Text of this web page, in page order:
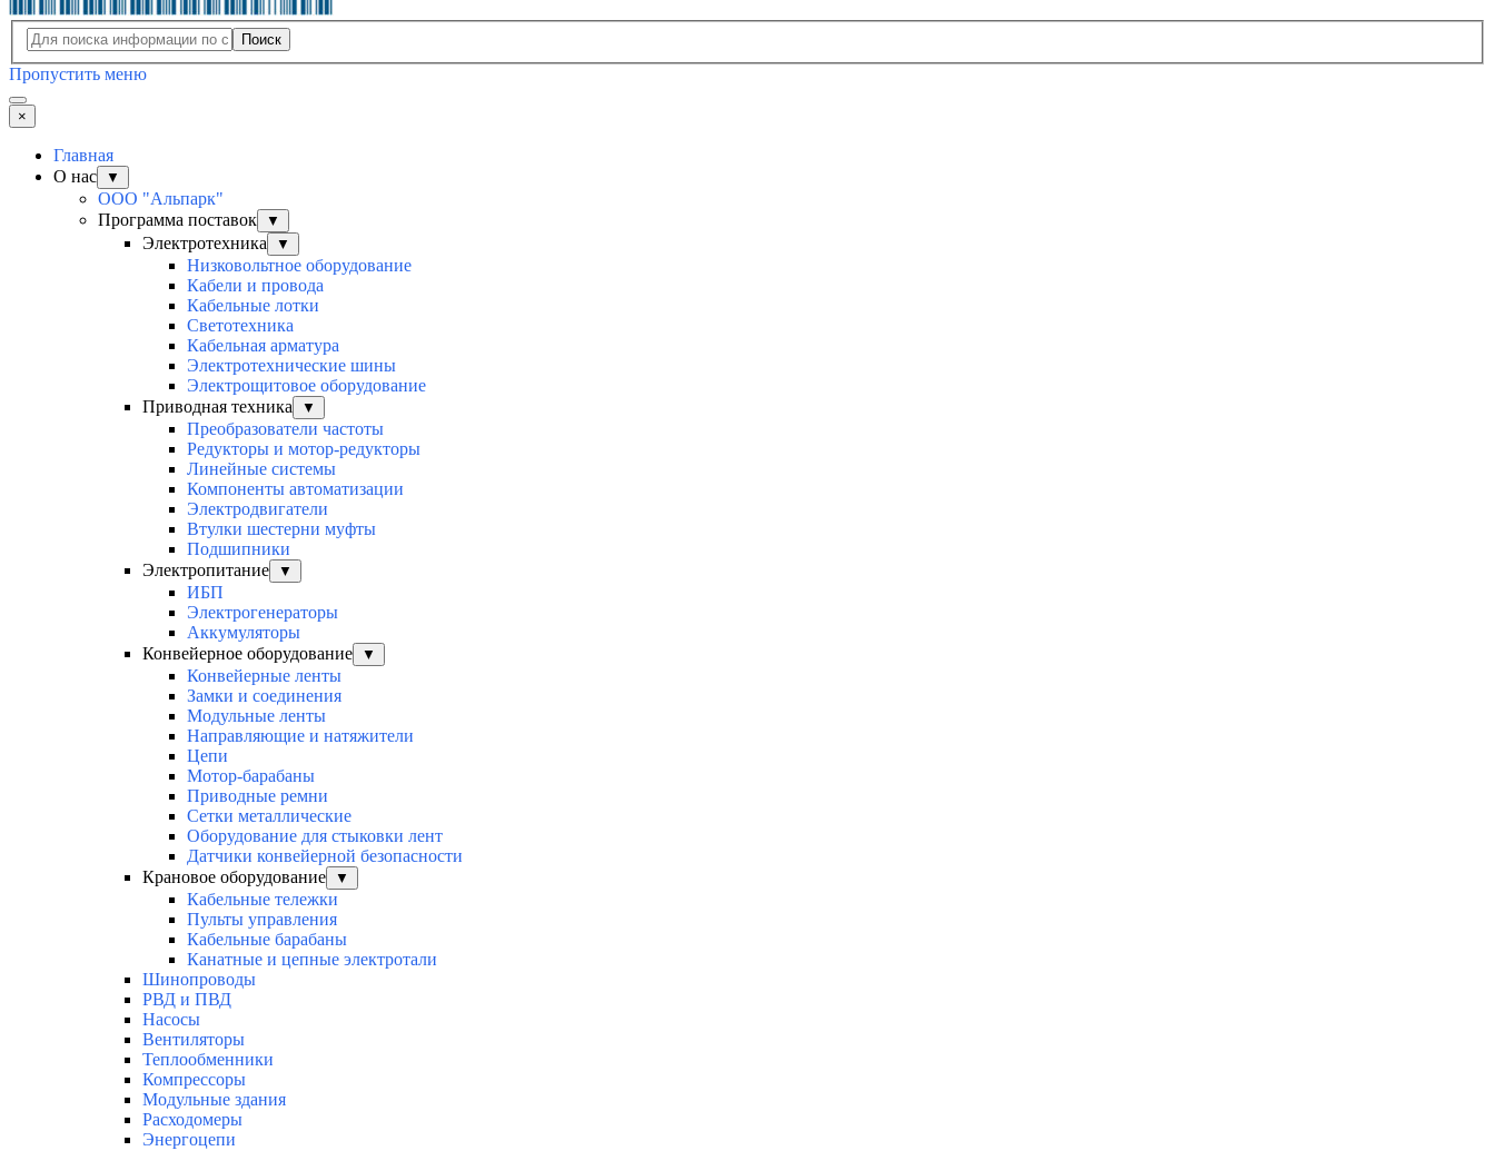
Поиск
Пропустить меню
×
Главная
О нас
▼
ООО "Альпарк"
Программа поставок
▼
Электротехника ▼
Низковольтное оборудование
Кабели и провода
Кабельные лотки
Светотехника
Кабельная арматура
Электротехнические шины
Электрощитовое оборудование
Приводная техника
▼
Преобразователи частоты
Редукторы и мотор-редукторы
Линейные системы
Компоненты автоматизации
Электродвигатели
Втулки шестерни муфты
Подшипники
Электропитание
▼
ИБП
Электрогенераторы
Аккумуляторы
Конвейерное оборудование
▼
Конвейерные ленты
Замки и соединения
Модульные ленты
Направляющие и натяжители
Цепи
Мотор-барабаны
Приводные ремни
Сетки металлические
Оборудование для стыковки лент
Датчики конвейерной безопасности
Крановое оборудование
▼
Кабельные тележки
Пульты управления
Кабельные барабаны
Канатные и цепные электротали
Шинопроводы
РВД и ПВД
Насосы
Вентиляторы
Теплообменники
Компрессоры
Модульные здания
Расходомеры
Энергоцепи